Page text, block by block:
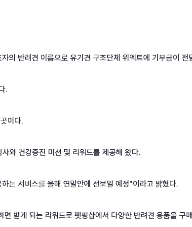
반려견 이름으로 유기견 구조단체 위엑트에 기부금이 전
.
이다.
와 건강증진 미션 및 리워드를 제공해 왔다.
는 서비스를 올해 연말안에 선보일 예정"이라고 밝혔다.
받게 되는 리워드로 펫핑샵에서 다양한 반려견 용품을 구